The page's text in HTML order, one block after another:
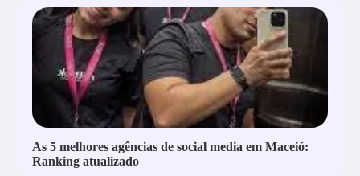
As 5 melhores agências de social media em Maceió:
Ranking atualizado